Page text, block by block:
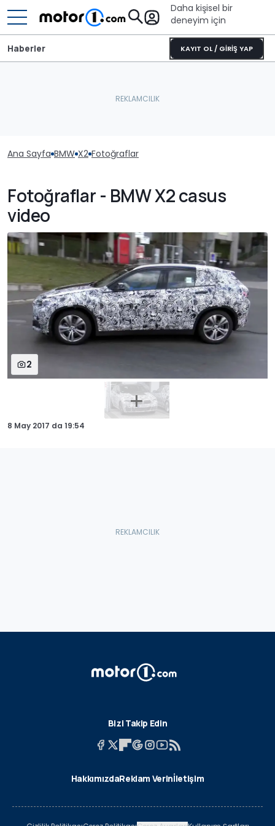
Daha kişisel bir
deneyim için
KAYIT OL / GİRİŞ YAP
Haberler
Ana Sayfa BMW X2 Fotoğraflar
Fotoğraflar - BMW X2 casus
video
2
8 May 2017 da 19:54
Bizi Takip Edin
HakkımızdaReklam Verinİletişim